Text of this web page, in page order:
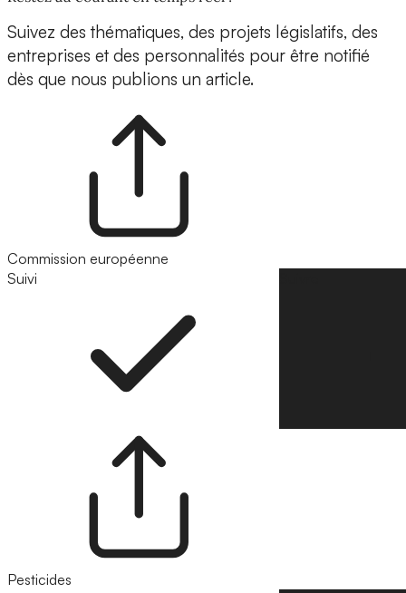
Suivez des thématiques, des projets législatifs, des
entreprises et des personnalités pour être notifié
dès que nous publions un article.
Commission européenne
Suivi
Pesticides